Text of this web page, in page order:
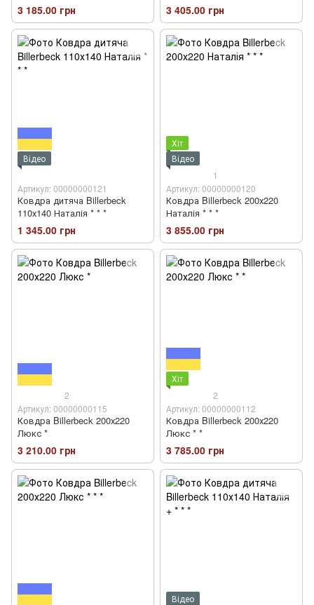
3 185.00 грн 3 405.00 грн
Відео
Артикул: 00000000121
Ковдра дитяча Billerbeck
110х140 Наталія * * *
1 345.00 грн
Хіт
Відео
1
Артикул: 00000000120
Ковдра Billerbeck 200х220
Наталія * * *
3 855.00 грн
2
Артикул: 00000000115
Ковдра Billerbeck 200х220
Люкс *
3 210.00 грн
Хіт
2
Артикул: 00000000112
Ковдра Billerbeck 200х220
Люкс * *
3 785.00 грн
Відео